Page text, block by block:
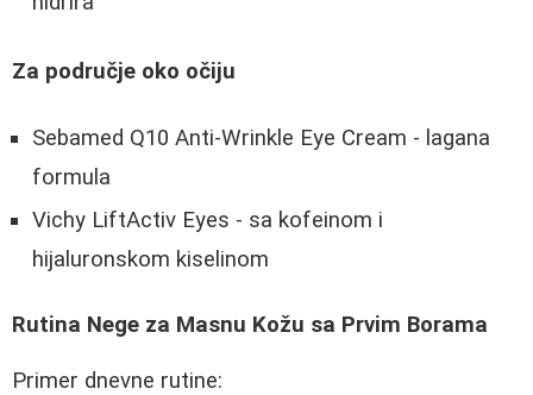
Za područje oko očiju
Sebamed Q10 Anti-Wrinkle Eye Cream - lagana
formula
Vichy LiftActiv Eyes - sa kofeinom i
hijaluronskom kiselinom
Rutina Nege za Masnu Kožu sa Prvim Borama
Primer dnevne rutine: